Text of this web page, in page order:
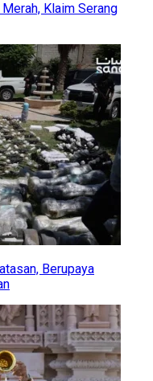
Klaim Serang
Berupaya